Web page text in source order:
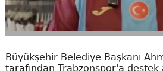
Büyükşehir Belediye Başkanı
tarafından Trabzonspor'a destek